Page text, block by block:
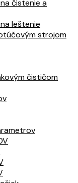
čistenie a
leštenie
strojom
čističom